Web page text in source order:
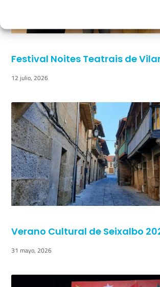
Festival Noites Teatrais de
12 julio, 2026
Verano Cultural de Seixalbo
31 mayo, 2026